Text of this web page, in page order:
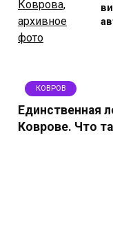
КОВРОВ
Единственная
Коврове. Что